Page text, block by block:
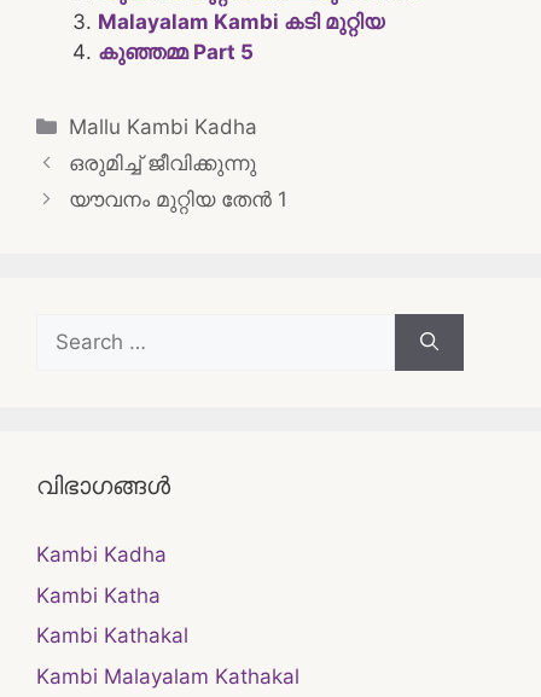
Malayalam Kambi കടി മുറ്റിയ
കുഞ്ഞമ്മ Part 5
Categories
Mallu Kambi Kadha
Post
navigation
ഒരുമിച്ച് ജീവിക്കുന്നു
യൗവനം മുറ്റിയ തേൻ 1
Search
for:
വിഭാഗങ്ങൾ
Kambi Kadha
Kambi Katha
Kambi Kathakal
Kambi Malayalam Kathakal